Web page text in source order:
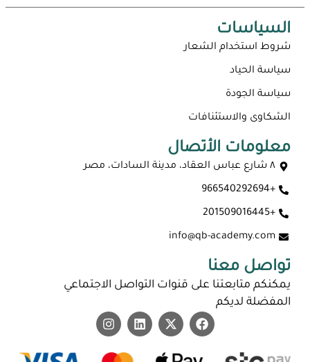
السياسات
شروط استخدام الشعار
سياسة الحياد
سياسة الجودة
الشكاوى والاستئنافات
معلومات الأتصال
٨ شارع عباس العقاد، مدينة السادات، مصر
+966540292694
+201509016445
info@qb-academy.com
تواصل معنا
يمكنكم متابعتنا على قنوات التواصل الاجتماعي
المفضلة لديكم